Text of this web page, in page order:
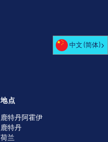
地点
鹿特丹阿霍伊
鹿特丹
荷兰
中文 (简体)